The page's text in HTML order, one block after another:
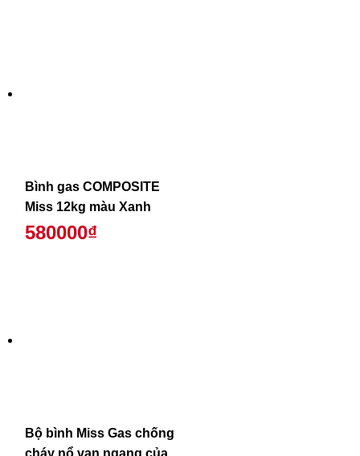
Bình gas COMPOSITE
Miss 12kg màu Xanh
580000₫
Bộ bình Miss Gas chống
cháy nổ van ngang của